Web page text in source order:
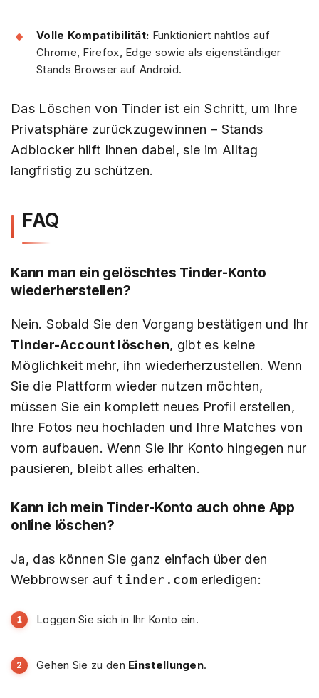
Volle Kompatibilität: Funktioniert nahtlos auf
Chrome, Firefox, Edge sowie als eigenständiger
Stands Browser auf Android.
Das Löschen von Tinder ist ein Schritt, um Ihre
Privatsphäre zurückzugewinnen – Stands
Adblocker hilft Ihnen dabei, sie im Alltag
langfristig zu schützen.
FAQ
Kann man ein gelöschtes Tinder-Konto
wiederherstellen?
Nein. Sobald Sie den Vorgang bestätigen und Ihr
Tinder-Account löschen, gibt es keine
Möglichkeit mehr, ihn wiederherzustellen. Wenn
Sie die Plattform wieder nutzen möchten,
müssen Sie ein komplett neues Profil erstellen,
Ihre Fotos neu hochladen und Ihre Matches von
vorn aufbauen. Wenn Sie Ihr Konto hingegen nur
pausieren, bleibt alles erhalten.
Kann ich mein Tinder-Konto auch ohne App
online löschen?
Ja, das können Sie ganz einfach über den
Webbrowser auf tinder.com erledigen:
Loggen Sie sich in Ihr Konto ein.
Gehen Sie zu den Einstellungen.